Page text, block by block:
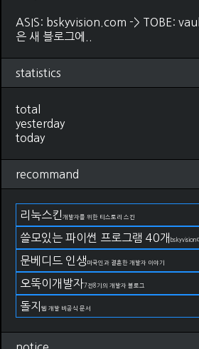
ASIS: bskyvision.com -> TOBE:
은 새 블로그에..
statistics
total
yesterday
today
recommand
리눅스킨 개발자를 위한 티스토리 스킨
쓸모있는 파이썬 프로그램 40개 bskyvision
문베디드 인생 미국인과 결혼한 개발자 이야기
오뚝이개발자7전8기의 개발자 블로그
돌지 웹 개발 비공식 문서